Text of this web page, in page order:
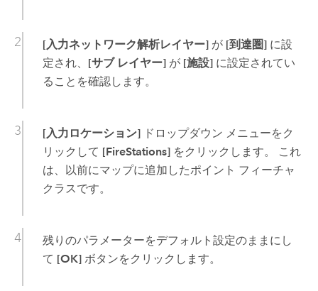
[入力ネットワーク解析レイヤー]が [到達圏]に設
定され、 [サブ レイヤー]が [施設]に設定されてい
ることを確認します。
[入力ロケーション]ドロップダウン メニューをク
リックして [FireStations]をクリックします。 これ
は、以前にマップに追加したポイント フィーチャ
クラスです。
残りのパラメーターをデフォルト設定のままにし
て [OK]ボタンをクリックします。